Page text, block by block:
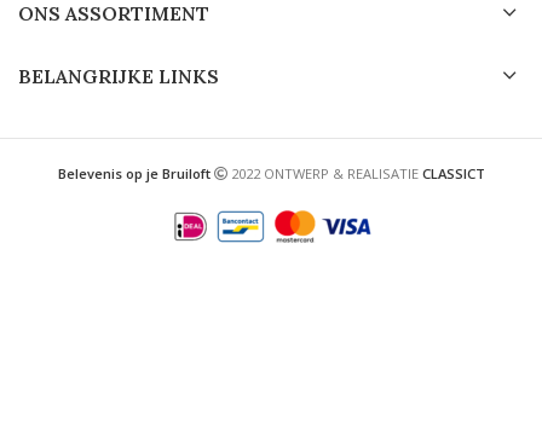
ONS ASSORTIMENT
BELANGRIJKE LINKS
Belevenis op je Bruiloft 2022 ONTWERP & REALISATIE CLASSICT